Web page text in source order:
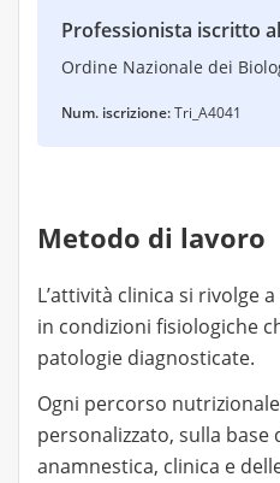
Professionista iscritto
Ordine Nazionale dei
Num. iscrizione:Tri_A4041
Metodo di lavoro
L’attività clinica si rivolge
in condizioni fisiologiche
patologie diagnosticate.
Ogni percorso
personalizzato, sulla base
anamnestica, clinica e